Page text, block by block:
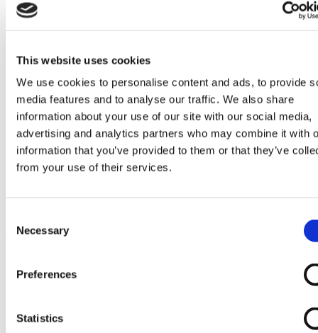
This website uses cookies
We use cookies to personalise content and ads, to provide
media features and to analyse our traffic. We also share
information about your use of our site with our social media,
advertising and analytics partners who may combine it with
information that you’ve provided to them or that they’ve
from your use of their services.
Selection
Necessary
Preferences
Statistics
Stal benodigdheden
Koeborstel
Ambic onderdelen
stalartikelen
Skelex
Home
Melkmachine
Ga naar het einde van de afbeeldingen-gallerij